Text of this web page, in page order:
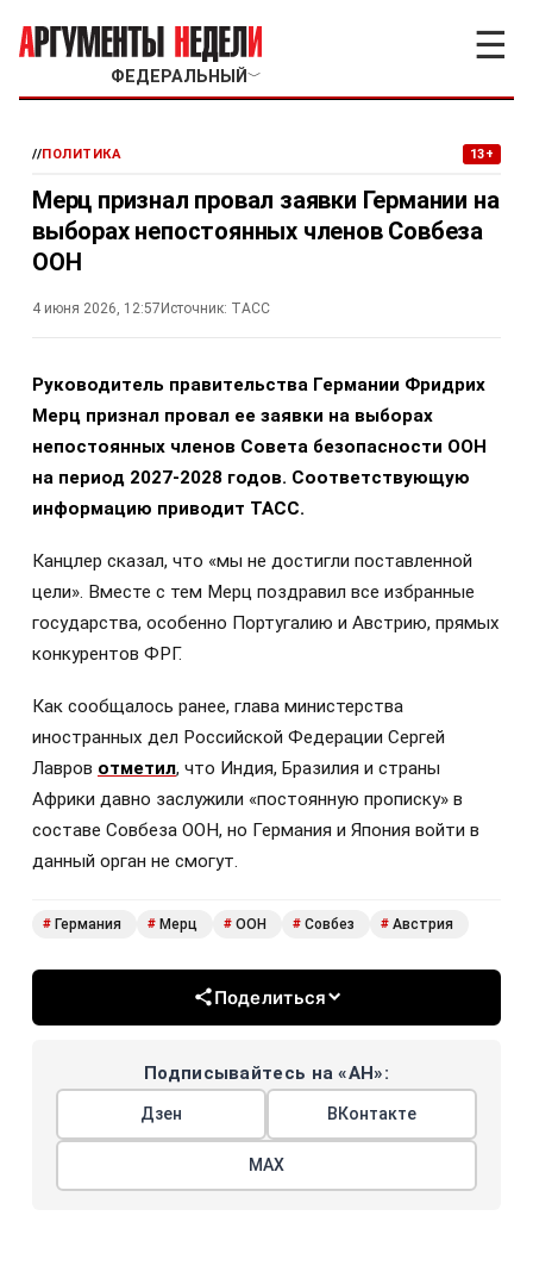
ФЕДЕРАЛЬНЫЙ ﹀
☰
//ПОЛИТИКА 13+
Мерц признал провал заявки Германии на
выборах непостоянных членов Совбеза
ООН
4 июня 2026, 12:57 Источник: ТАСС
Руководитель правительства Германии Фридрих
Мерц признал провал ее заявки на выборах
непостоянных членов Совета безопасности ООН
на период 2027-2028 годов. Соответствующую
информацию приводит ТАСС.
Канцлер сказал, что «мы не достигли поставленной
цели». Вместе с тем Мерц поздравил все избранные
государства, особенно Португалию и Австрию, прямых
конкурентов ФРГ.
Как сообщалось ранее, глава министерства
иностранных дел Российской Федерации Сергей
Лавров отметил, что Индия, Бразилия и страны
Африки давно заслужили «постоянную прописку» в
составе Совбеза ООН, но Германия и Япония войти в
данный орган не смогут.
# Германия # Мерц # ООН # Совбез # Австрия
Поделиться
Подписывайтесь на «АН»:
Дзен ВКонтакте
МАХ